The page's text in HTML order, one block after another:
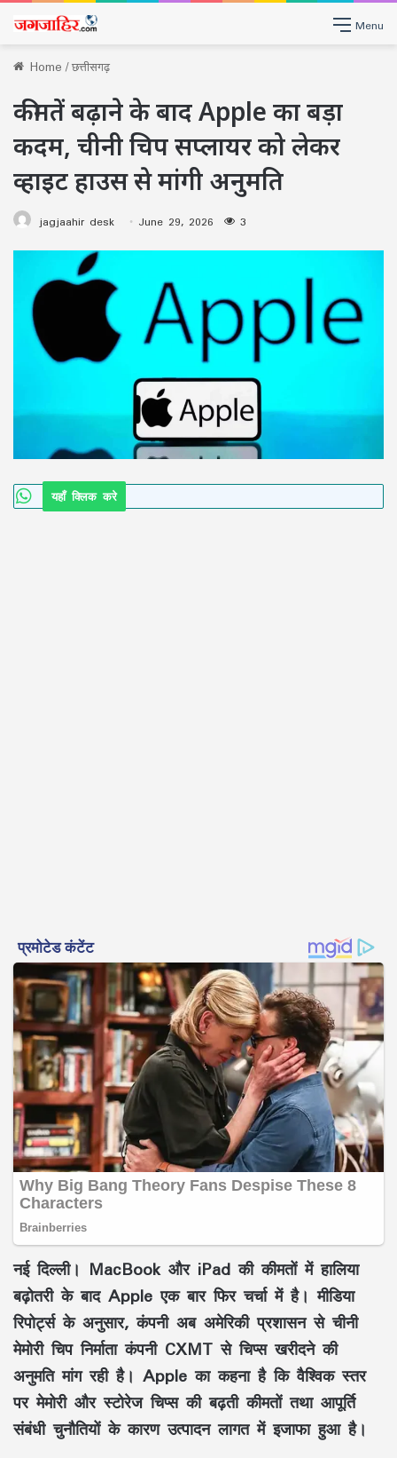
Menu
Home/छत्तीसगढ़
कीमतें बढ़ाने के बाद Apple का बड़ा
कदम, चीनी चिप सप्लायर को लेकर
व्हाइट हाउस से मांगी अनुमति
jagjaahir desk June 29, 2026 3
यहाँ क्लिक करे
नई दिल्ली। MacBook और iPad की कीमतों में हालिया
बढ़ोतरी के बाद Apple एक बार फिर चर्चा में है। मीडिया
रिपोर्ट्स के अनुसार, कंपनी अब अमेरिकी प्रशासन से चीनी
मेमोरी चिप निर्माता कंपनी CXMT से चिप्स खरीदने की
अनुमति मांग रही है। Apple का कहना है कि वैश्विक स्तर
पर मेमोरी और स्टोरेज चिप्स की बढ़ती कीमतों तथा आपूर्ति
संबंधी चुनौतियों के कारण उत्पादन लागत में इजाफा हुआ है।